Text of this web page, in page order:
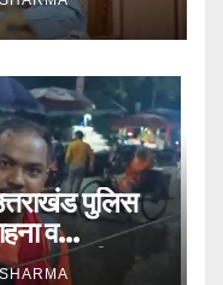
पुलिस
व
की